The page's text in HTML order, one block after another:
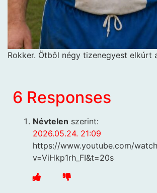
Rokker. Ötbôl négy tizenegyest elkúrt
6 Responses
Névtelen szerint:
2026.05.24. 21:09
https://www.youtube.com/
v=ViHkp1rh_FI&t=20s